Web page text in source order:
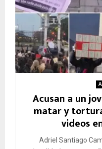
Acusan a un
matar y
videos
Adriel Santiago